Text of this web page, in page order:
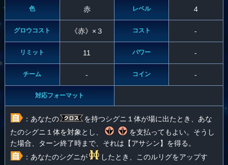
色 赤 レベル 4
グロウコスト 《赤》×３ コスト -
リミット 11 パワー -
チーム - コイン -
対応フォーマット
：あなたの
を持つシグニ１体が場に出たとき、あな
たのシグニ１体を対象とし、
を支払ってもよい。そうし
た場合、ターン終了時まで、それは【アサシン】を得る。
：あなたのシグニが
したとき、このルリグをアップす